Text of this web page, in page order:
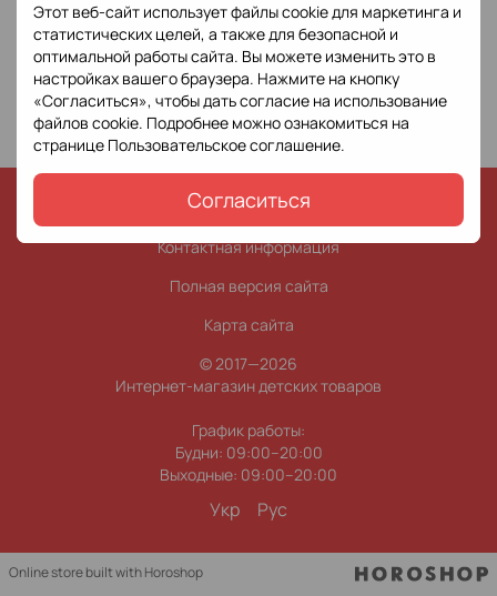
Этот веб-сайт использует файлы cookie для маркетинга и
статистических целей, а также для безопасной и
оптимальной работы сайта. Вы можете изменить это в
настройках вашего браузера. Нажмите на кнопку
«Согласиться», чтобы дать согласие на использование
файлов cookie. Подробнее можно ознакомиться на
странице Пользовательское соглашение.
Согласиться
0 (800) 338 965 0 (63) 0 338 965
Контактная информация
Полная версия сайта
Карта сайта
© 2017—2026
Интернет-магазин детских товаров
График работы:
Будни: 09:00–20:00
Выходные: 09:00–20:00
Укр Рус
Online store built with Horoshop